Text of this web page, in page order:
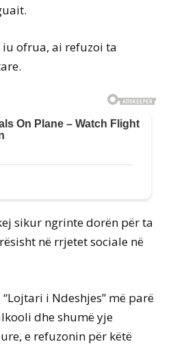
ofrua, ai refuzoi ta
sikur ngrinte dorën për ta
në rrjetet sociale në
i Ndeshjes” më parë
dhe shumë yje
e refuzonin për këtë